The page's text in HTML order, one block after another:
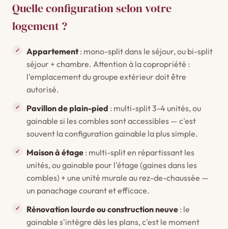
Quelle configuration selon votre
logement ?
Appartement: mono-split dans le séjour, ou bi-split
séjour + chambre. Attention à la copropriété :
l'emplacement du groupe extérieur doit être
autorisé.
Pavillon de plain-pied : multi-split 3-4 unités, ou
gainable si les combles sont accessibles — c'est
souvent la configuration gainable la plus simple.
Maison à étage : multi-split en répartissant les
unités, ou gainable pour l'étage (gaines dans les
combles) + une unité murale au rez-de-chaussée —
un panachage courant et efficace.
Rénovation lourde ou construction neuve : le
gainable s'intègre dès les plans, c'est le moment